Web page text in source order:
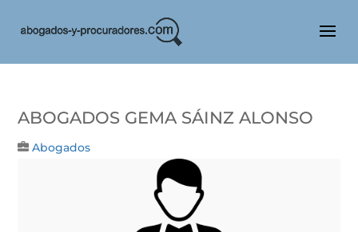
Abogados Gema Sáinz Alonso
Abogados